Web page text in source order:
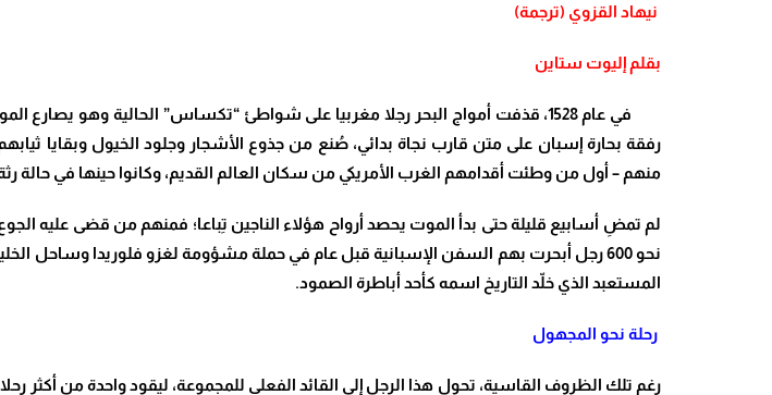
نيهاد القزوي (ترجمة)
بقلم إليوت ستاين
في عام 1528، قذفت أمواج البحر رجلا مغربيا على شواطئ “تكساس” الحالية وهو
رفقة بحارة إسبان على متن قارب نجاة بدائي، صُنع من جذوع الأشجار وجلود الخيول وبقايا
منهم – أول من وطئت أقدامهم الغرب الأمريكي من سكان العالم القديم، وكانوا حينها في حالة
​لم تمضِ أسابيع قليلة حتى بدأ الموت يحصد أرواح هؤلاء الناجين تِباعا؛ فمنهم من قضى عليه
نحو 600 رجل أبحرت بهم السفن الإسبانية قبل عام في حملة مشؤومة لغزو فلوريدا وساحل
المستعبد الذي خلّد التاريخ اسمه كأحد أباطرة الصمود.
رحلة نحو المجهول
رغم تلك الظروف القاسية، تحول هذا الرجل إلى القائد الفعلي للمجموعة، ليقود واحدة من أكثر